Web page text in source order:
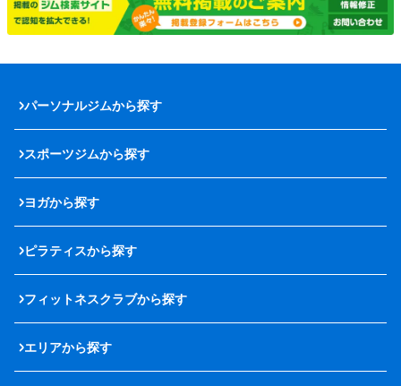
パーソナルジムから探す
スポーツジムから探す
ヨガから探す
ピラティスから探す
フィットネスクラブから探す
エリアから探す